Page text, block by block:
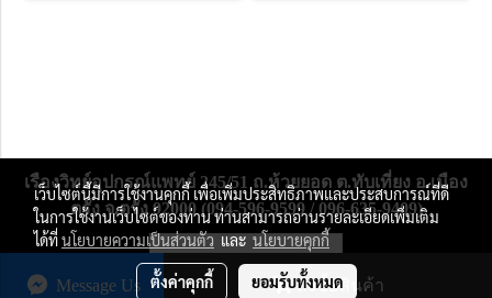
สั่งซื้อสินค้า
Message Us
เรืองวิทย์อุปกรณ์แพทย์ 245/51 ถ.ห้วยยอด ต.ทับเที่ยง อ.เมือง
ตรัง จ.ตรัง 92000 (094-596-9599 / 096-635-9409)
ผู้เข้าชมวันนี้ 10,703
Powered by MakeWebEasy.com
เว็บไซต์นี้มีการใช้งานคุกกี้ เพื่อเพิ่มประสิทธิภาพและประสบการณ์ที่ดี
ในการใช้งานเว็บไซต์ของท่าน ท่านสามารถอ่านรายละเอียดเพิ่มเติม
ได้ที่นโยบายความเป็นส่วนตัวและนโยบายคุกกี้
ตั้งค่าคุกกี้ ยอมรับทั้งหมด